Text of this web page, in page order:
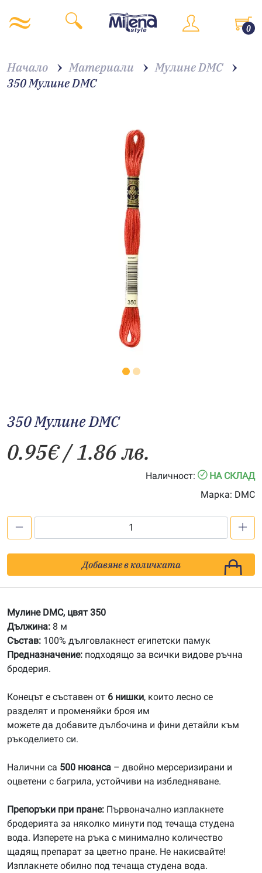
0
Начало Материали
Мулине DMC
350 Мулине DMC
350 Мулине DMC
0.95€/ 1.86 лв.
Наличност:
НА СКЛАД
Марка: DMC
Мулине
DMC
Добавяне в количката
Мулине DMC, цвят 350
Дължина: 8 м
Състав: 100% дълговлакнест египетски памук
Предназначение: подходящо за всички видове ръчна
бродерия.
Конецът е съставен от 6 нишки, които лесно се
разделят и променяйки броя им
можете да добавите дълбочина и фини детайли към
ръкоделието си.
Налични са 500 нюанса – двойно мерсеризирани и
оцветени с багрила, устойчиви на избледняване.
Препоръки при пране: Първоначално изплакнете
бродерията за няколко минути под течаща студена
вода. Изперете на ръка с минимално количество
щадящ препарат за цветно пране. Не накисвайте!
Изплакнете обилно под течаща студена вода.